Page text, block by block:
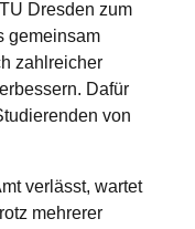
Dresden zum
gemeinsam
zahlreicher
Dafür
von
verlässt, wartet
mehrerer